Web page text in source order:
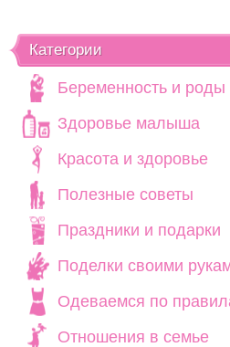
Категории
Беременность и роды
Здоровье малыша
Красота и здоровье
Полезные советы
Праздники и подарки
Поделки своими
Одеваемся по
Отношения в семье